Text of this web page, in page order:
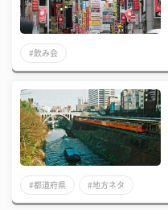
#飲み会
#都道府県 #地方ネタ